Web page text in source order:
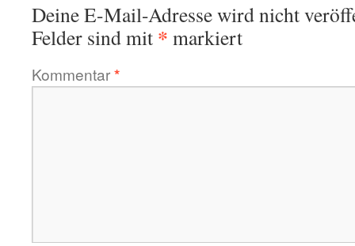
Deine E-Mail-Adresse wird nicht
Felder sind mit * markiert
Kommentar*